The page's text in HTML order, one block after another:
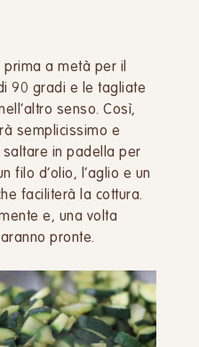
prima a metà per il
90 gradi e le tagliate
senso. Così,
semplicissimo e
saltare in padella per
filo d’olio, l’aglio e un
faciliterà la cottura.
e, una volta
pronte.